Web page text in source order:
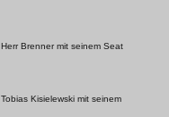
Herr Brenner mit seinem Seat
Tobias Kisielewski mit seinem